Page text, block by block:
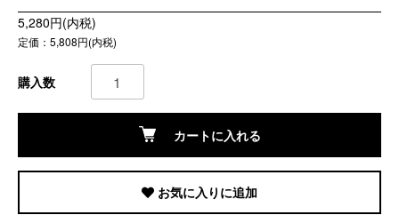
5,280円(内税)
定価：5,808円(内税)
購入数
カートに入れる
お気に入りに追加